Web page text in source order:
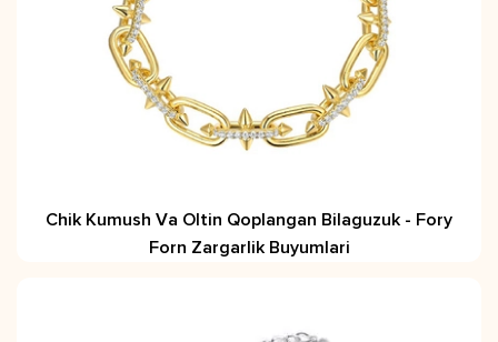
Chik Kumush Va Oltin Qoplangan Bilaguzuk - Fory
Forn Zargarlik Buyumlari